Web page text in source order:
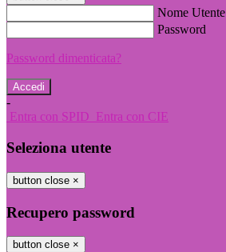
Nome Utente
Password
Password dimenticata?
-
Entra con SPID Entra con CIE
Seleziona utente
button close ×
Recupero password
button close ×